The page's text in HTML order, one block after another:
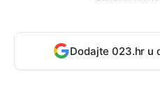
Dodajte 023.hr u